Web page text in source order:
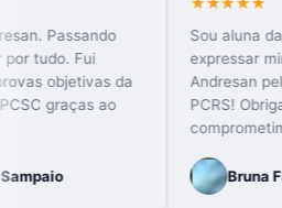
Boa tarde, Andresan. Passando
para agradecer por tudo. Fui
aprovado nas provas objetivas da
PCRS, PCES e PCSC graças ao
L Leonardo Sampaio